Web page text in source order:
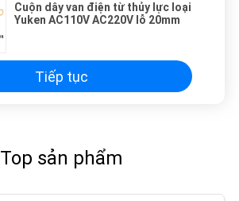
Cuộn dây van điện từ thủy lực loại
Yuken AC110V AC220V lỗ 20mm
Tiếp tục
Top sản phẩm